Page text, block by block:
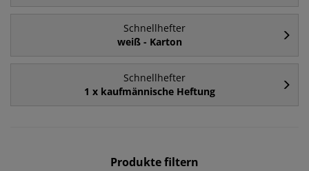
Schnellhefter
weiß - Karton
Schnellhefter
1 x kaufmännische Heftung
Produkte filtern